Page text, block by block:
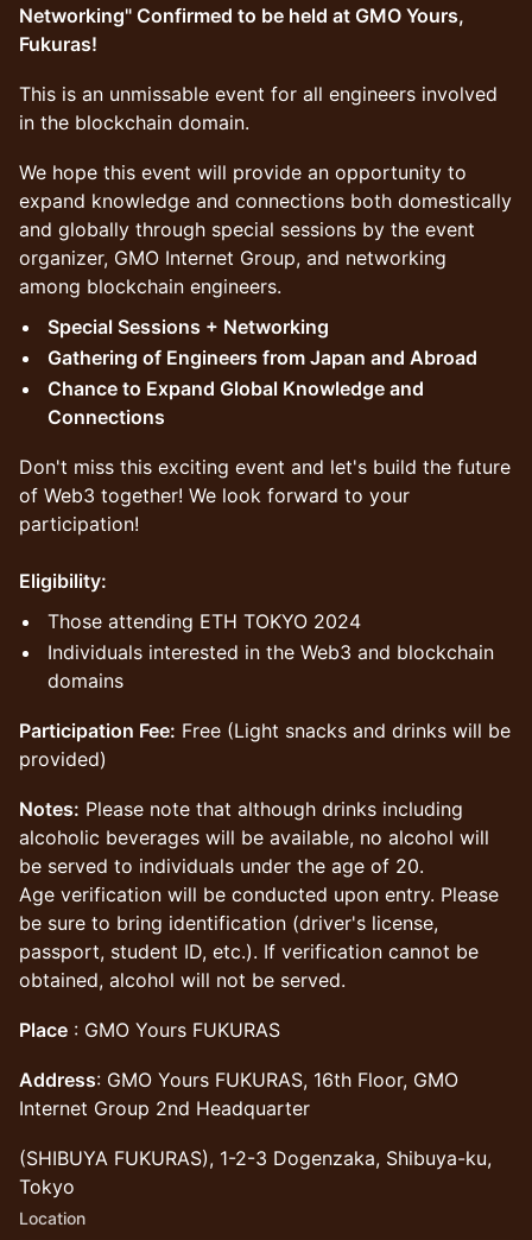
Networking" Confirmed to be held at GMO Yours,
Fukuras!
This is an unmissable event for all engineers involved
in the blockchain domain.
We hope this event will provide an opportunity to
expand knowledge and connections both domestically
and globally through special sessions by the event
organizer, GMO Internet Group, and networking
among blockchain engineers.
Special Sessions + Networking
Gathering of Engineers from Japan and Abroad
Chance to Expand Global Knowledge and
Connections
Don't miss this exciting event and let's build the future
of Web3 together! We look forward to your
participation!
Eligibility:
Those attending ETH TOKYO 2024
Individuals interested in the Web3 and blockchain
domains
Participation Fee: Free (Light snacks and drinks will be
provided)
Notes: Please note that although drinks including
alcoholic beverages will be available, no alcohol will
be served to individuals under the age of 20.
Age verification will be conducted upon entry. Please
be sure to bring identification (driver's license,
passport, student ID, etc.). If verification cannot be
obtained, alcohol will not be served.
Place : GMO Yours FUKURAS
Address: GMO Yours FUKURAS, 16th Floor, GMO
Internet Group 2nd Headquarter
(SHIBUYA FUKURAS), 1-2-3 Dogenzaka, Shibuya-ku,
Tokyo
Location